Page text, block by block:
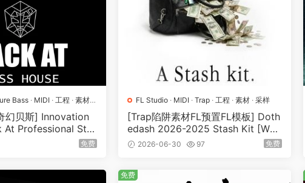
Bass · MIDI · 工程 · 素材·
幻贝斯] Innovation
At Professional Stm
Fl Studio 20 Tem
免费
FL Studio · MIDI · Trap · 工程 · 素材 · 采样
[Trap陷阱素材FL预置FL模板] Doth
edash 2026-2025 Stash Kit [WA
V, MiDi]（392MB）
2026-06-30 97 免费
免费